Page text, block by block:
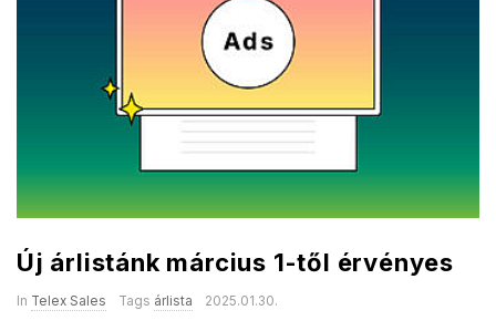
Új árlistánk március 1-től érvényes
In Telex Sales Tags árlista 2025.01.30.